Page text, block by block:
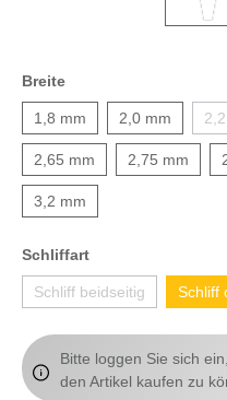
Breite
1,8 mm 2,0 mm
2,65 mm 2,75 mm
3,2 mm
Schliffart
Schliff beidseitig Schliff
Bitte loggen Sie sich
den Artikel kaufen zu